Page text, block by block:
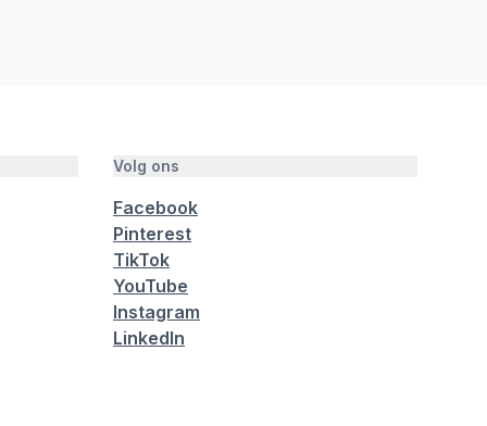
Volg ons
Facebook
Pinterest
TikTok
YouTube
Instagram
LinkedIn